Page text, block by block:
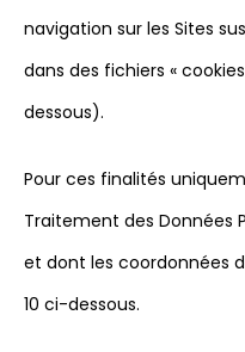
navigation sur les Sites
dans des fichiers «
dessous).
Pour ces finalités
Traitement des Données
et dont les coordonnées
10 ci-dessous.